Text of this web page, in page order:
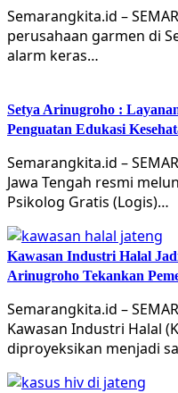
Semarangkita.id –
perusahaan garmen di
alarm keras…
Setya Arinugroho :
Penguatan Edukasi
Semarangkita.id –
Jawa Tengah resmi
Psikolog Gratis (Logis)…
Kawasan Industri Halal
Arinugroho Tekankan
Semarangkita.id –
Kawasan Industri Halal
diproyeksikan menjadi